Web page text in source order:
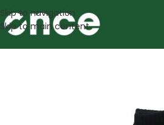
Skip to navigation
Skip to main content